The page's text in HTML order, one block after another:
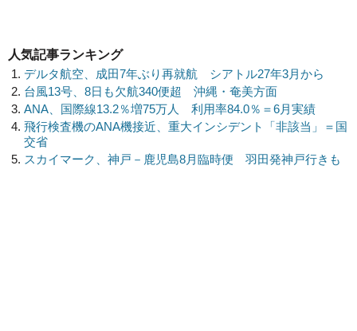
人気記事ランキング
デルタ航空、成田7年ぶり再就航 シアトル27年3月から
台風13号、8日も欠航340便超 沖縄・奄美方面
ANA、国際線13.2％増75万人 利用率84.0％＝6月実績
飛行検査機のANA機接近、重大インシデント「非該当」＝国
交省
スカイマーク、神戸－鹿児島8月臨時便 羽田発神戸行きも